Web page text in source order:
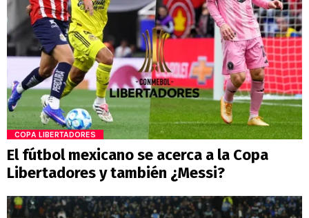
COPA LIBERTADORES
El fútbol mexicano se acerca a la Copa
Libertadores y también ¿Messi?